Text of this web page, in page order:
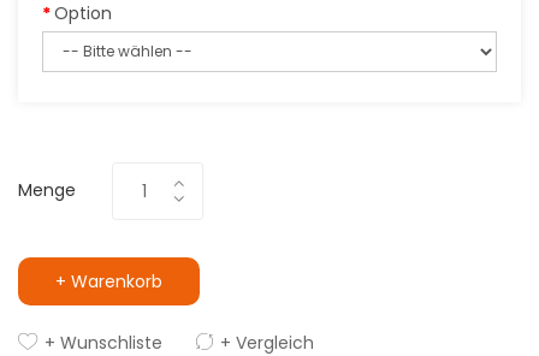
Option
Menge
+ Warenkorb
+ Wunschliste + Vergleich